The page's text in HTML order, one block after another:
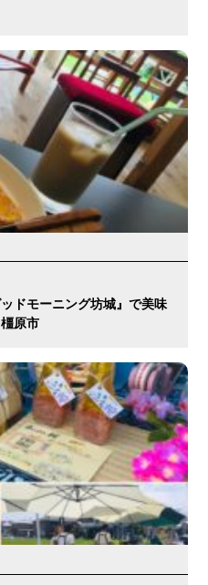
ドモーニング坊城』で美味
原市